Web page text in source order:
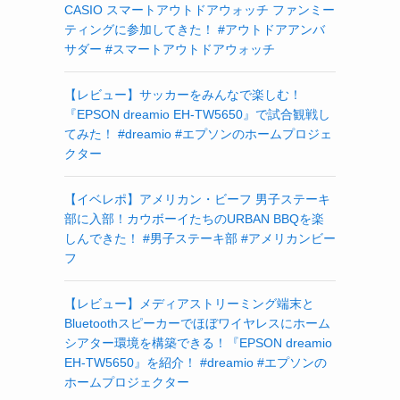
CASIO スマートアウトドアウォッチ ファンミー
ティングに参加してきた！ #アウトドアアンバ
サダー #スマートアウトドアウォッチ
【レビュー】サッカーをみんなで楽しむ！
『EPSON dreamio EH-TW5650』で試合観戦し
てみた！ #dreamio #エプソンのホームプロジェ
クター
【イベレポ】アメリカン・ビーフ 男子ステーキ
部に入部！カウボーイたちのURBAN BBQを楽
しんできた！ #男子ステーキ部 #アメリカンビー
フ
【レビュー】メディアストリーミング端末と
Bluetoothスピーカーでほぼワイヤレスにホーム
シアター環境を構築できる！『EPSON dreamio
EH-TW5650』を紹介！ #dreamio #エプソンの
ホームプロジェクター